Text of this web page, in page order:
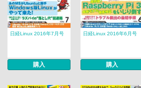
日経Linux 2016年7月号
購入
日経Linux 2016年6月号
購入